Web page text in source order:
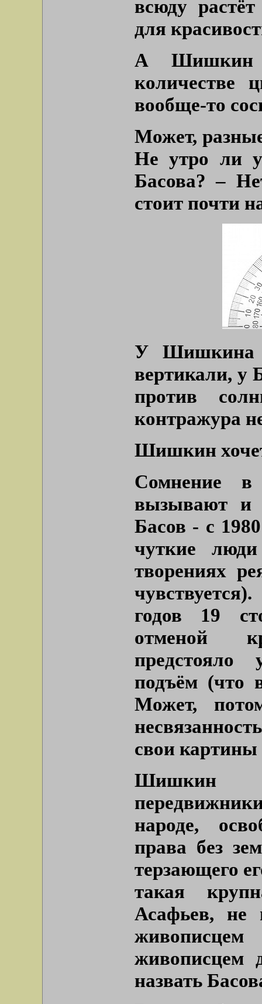
всюду
для
А Шишкин
количестве
вообще-то
Может,
Не утро ли
Басова? –
стоит почти
У Шишкина
вертикали, у
против
контражура
Шишкин
Сомнение в
вызывают и
Басов - с
чуткие
творениях
годов 19
отменой
предстояло
подъём (что
Может,
свои картины
Шишкин
народе,
права без
терзающего
такая
Асафьев, не
живописцем
назвать